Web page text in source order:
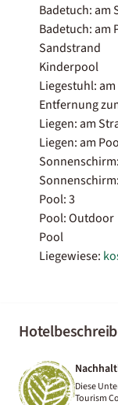
Badetuch: am
Badetuch: am
Sandstrand
Kinderpool
Liegestuhl:
Entfernung
Liegen: am
Liegen: am
Pool: 3
Pool: Outdoor
Pool
Liegewiese:
Diese
Tourism